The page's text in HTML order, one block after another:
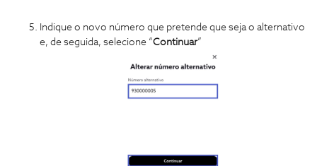
Indique o novo número que pretende que seja o alternativo
e, de seguida, selecione “Continuar”